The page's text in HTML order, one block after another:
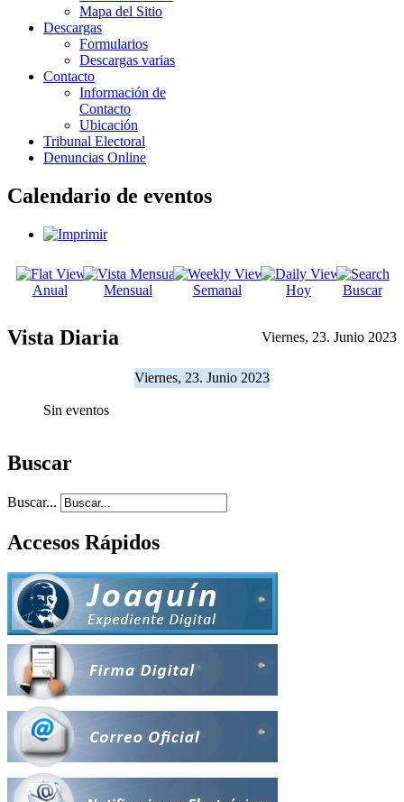
Mapa del Sitio
Descargas
Formularios
Descargas varias
Contacto
Información de
Contacto
Ubicación
Tribunal Electoral
Denuncias Online
Calendario de eventos
Anual Mensual Semanal Hoy Buscar
Vista Diaria Viernes, 23. Junio 2023
Viernes, 23. Junio 2023
Sin eventos
Buscar
Buscar...
Accesos Rápidos